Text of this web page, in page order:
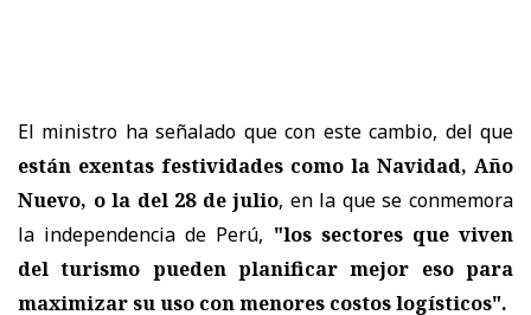
El ministro ha señalado que con este cambio, del que
están exentas festividades como la Navidad, Año
Nuevo, o la del 28 de julio, en la que se conmemora
la independencia de Perú, "los sectores que viven
del turismo pueden planificar mejor eso para
maximizar su uso con menores costos logísticos".